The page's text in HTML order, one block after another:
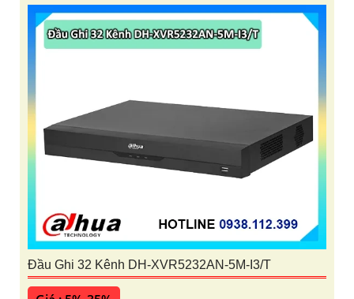
Đầu Ghi 32 Kênh DH-XVR5232AN-5M-I3/T